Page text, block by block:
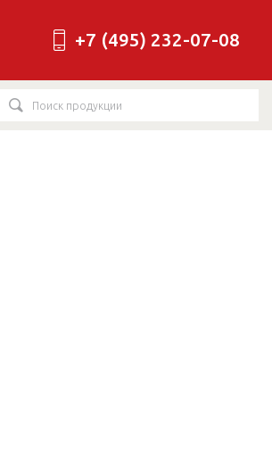
+7 (495) 232-07-08